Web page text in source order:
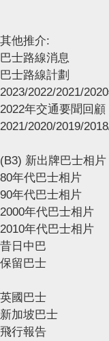
其他推介:
巴士路線消息
巴士路線計劃
2023/2022/2021/
2022年交通要聞回顧
2021/2020/2019/
(B3) 新出牌巴士相片
80年代巴士相片
90年代巴士相片
2000年代巴士相片
2010年代巴士相片
昔日中巴
保留巴士
英國巴士
新加坡巴士
飛行報告